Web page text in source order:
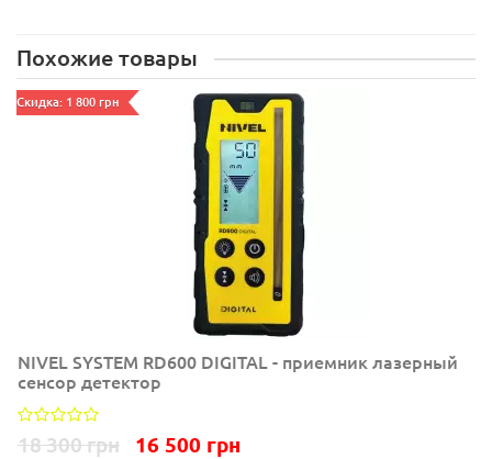
Похожие товары
Скидка: 1 800 грн
NIVEL SYSTEM RD600 DIGITAL - приемник лазерный
сенсор детектор
18 300 грн 16 500 грн